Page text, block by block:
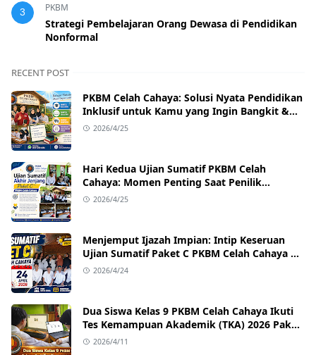
3 PKBM
Strategi Pembelajaran Orang Dewasa di Pendidikan
Nonformal
RECENT POST
PKBM Celah Cahaya: Solusi Nyata Pendidikan
Inklusif untuk Kamu yang Ingin Bangkit &
Sukses
2026/4/25
Hari Kedua Ujian Sumatif PKBM Celah
Cahaya: Momen Penting Saat Penilik
Kecamatan Singajaya Turun Langsung!
2026/4/25
Menjemput Ijazah Impian: Intip Keseruan
Ujian Sumatif Paket C PKBM Celah Cahaya di
Sukawangi!
2026/4/24
Dua Siswa Kelas 9 PKBM Celah Cahaya Ikuti
Tes Kemampuan Akademik (TKA) 2026 Paket
B 2026/4/11